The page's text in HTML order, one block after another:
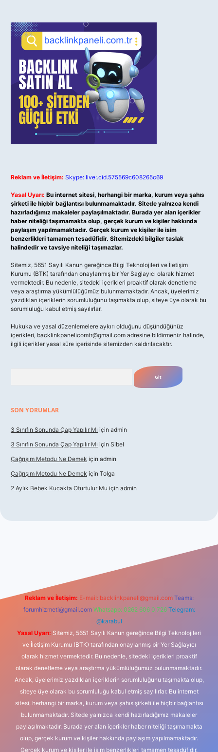
Reklam ve İletişim: Skype: live:.cid.575569c608265c69
Yasal Uyarı: Bu internet sitesi, herhangi bir marka, kurum veya şahıs
şirketi ile hiçbir bağlantısı bulunmamaktadır. Sitede yalnızca kendi
hazırladığımız makaleler paylaşılmaktadır. Burada yer alan içerikler
haber niteliği taşımamakta olup, gerçek kurum ve kişiler hakkında
paylaşım yapılmamaktadır. Gerçek kurum ve kişiler ile isim
benzerlikleri tamamen tesadüfidir. Sitemizdeki bilgiler taslak
halindedir ve tavsiye niteliği taşımazlar.
Sitemiz, 5651 Sayılı Kanun gereğince Bilgi Teknolojileri ve İletişim
Kurumu (BTK) tarafından onaylanmış bir Yer Sağlayıcı olarak hizmet
vermektedir. Bu nedenle, sitedeki içerikleri proaktif olarak denetleme
veya araştırma yükümlülüğümüz bulunmamaktadır. Ancak, üyelerimiz
yazdıkları içeriklerin sorumluluğunu taşımakta olup, siteye üye olarak bu
sorumluluğu kabul etmiş sayılırlar.
Hukuka ve yasal düzenlemelere aykırı olduğunu düşündüğünüz
içerikleri, backlinkpanelicomtr@gmail.com adresine bildirmeniz halinde,
ilgili içerikler yasal süre içerisinde sitemizden kaldırılacaktır.
SON YORUMLAR
3 Sınıfın Sonunda Çap Yapılır Mı için admin
3 Sınıfın Sonunda Çap Yapılır Mı için Sibel
Çağrışım Metodu Ne Demek için admin
Çağrışım Metodu Ne Demek için Tolga
2 Aylık Bebek Kucakta Oturtulur Mu için admin
Reklam ve İletişim: E-mail: backlinkpaneli@gmail.com Teams:
forumhizmeti@gmail.com Whatsapp: 0262 606 0 726 Telegram:
@karabul
Yasal Uyarı: Sitemiz, 5651 Sayılı Kanun gereğince Bilgi Teknolojileri
ve İletişim Kurumu (BTK) tarafından onaylanmış bir Yer Sağlayıcı
olarak hizmet vermektedir. Bu nedenle, sitedeki içerikleri proaktif
olarak denetleme veya araştırma yükümlülüğümüz bulunmamaktadır.
Ancak, üyelerimiz yazdıkları içeriklerin sorumluluğunu taşımakta olup,
siteye üye olarak bu sorumluluğu kabul etmiş sayılırlar. Bu internet
sitesi, herhangi bir marka, kurum veya şahıs şirketi ile hiçbir bağlantısı
bulunmamaktadır. Sitede yalnızca kendi hazırladığımız makaleler
paylaşılmaktadır. Burada yer alan içerikler haber niteliği taşımamakta
olup, gerçek kurum ve kişiler hakkında paylaşım yapılmamaktadır.
Gerçek kurum ve kişiler ile isim benzerlikleri tamamen tesadüfidir.